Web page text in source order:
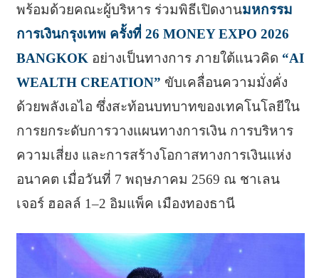
พร้อมด้วยคณะผู้บริหาร ร่วมพิธีเปิดงานมหกรรม
การเงินกรุงเทพ ครั้งที่ 26 MONEY EXPO 2026
BANGKOK อย่างเป็นทางการ ภายใต้แนวคิด “AI
WEALTH CREATION” ขับเคลื่อนความมั่งคั่ง
ด้วยพลังเอไอ ซึ่งสะท้อนบทบาทของเทคโนโลยีใน
การยกระดับการวางแผนทางการเงิน การบริหาร
ความเสี่ยง และการสร้างโอกาสทางการเงินแห่ง
อนาคต เมื่อวันที่ 7 พฤษภาคม 2569 ณ ชาเลน
เจอร์ ฮอลล์ 1–2 อิมแพ็ค เมืองทองธานี